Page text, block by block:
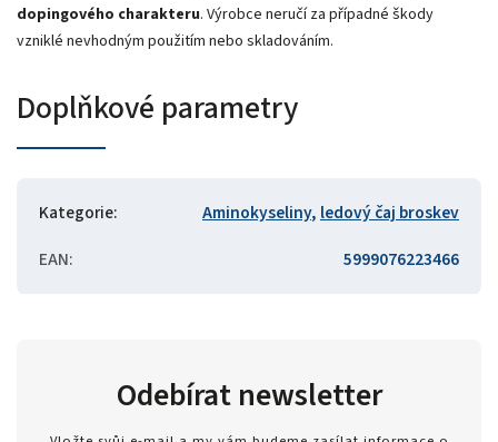
dopingového charakteru. Výrobce neručí za případné škody
vzniklé nevhodným použitím nebo skladováním.
Doplňkové parametry
Kategorie: Aminokyseliny, ledový čaj broskev
EAN: 5999076223466
Odebírat newsletter